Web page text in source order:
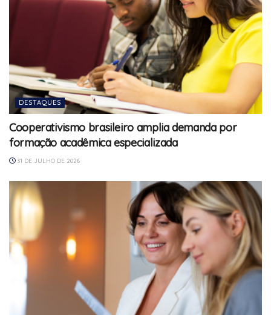
DESTAQUES
Cooperativismo brasileiro amplia demanda por
formação acadêmica especializada
31 DE JULHO DE 2026